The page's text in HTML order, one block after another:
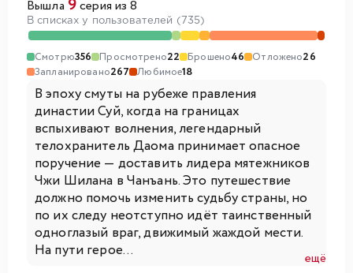
Вышла 9серия из 8
В списках у пользователей (735)
Смотрю356 Просмотрено22 Брошено46 Отложено26
Запланировано267 Любимое18
В эпоху смуты на рубеже правления
династии Суй, когда на границах
вспыхивают волнения, легендарный
телохранитель Даома принимает опасное
поручение — доставить лидера мятежников
Чжи Шилана в Чанъань. Это путешествие
должно помочь изменить судьбу страны, но
по их следу неотступно идёт таинственный
одноглазый враг, движимый жаждой мести.
На пути герое...
ещё